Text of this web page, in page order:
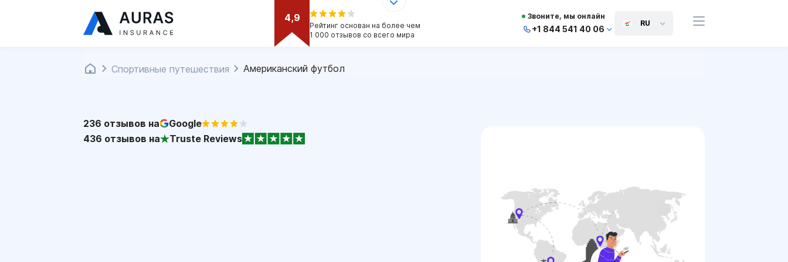
4,9
Рейтинг основан на более чем
1 000 отзывов со всего мира
Звоните, мы онлайн
+1 844 541 40 06
RU
Спортивные путешествия Американский футбол
236 отзывов на
Google
436 отзывов на Truste Reviews